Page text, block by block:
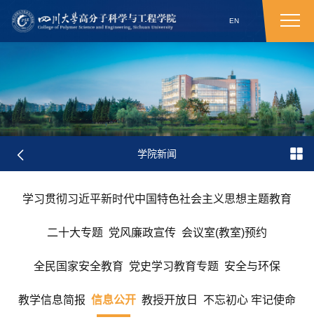
EN
学院新闻
学习贯彻习近平新时代中国特色社会主义思想主题教育
二十大专题 党风廉政宣传 会议室(教室)预约
全民国家安全教育 党史学习教育专题 安全与环保
教学信息简报 信息公开 教授开放日 不忘初心 牢记使命